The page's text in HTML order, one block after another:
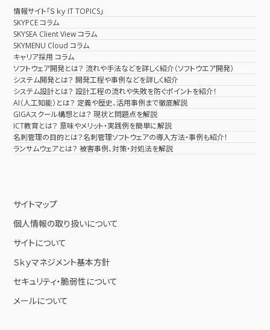
情報サイト「Ｓｋｙ IT TOPICS」
SKYPCE コラム
SKYSEA Client View コラム
SKYMENU Cloud コラム
キャリア採用 コラム
ソフトウェア開発とは？ 流れや手法などを詳しく紹介（ソフトウエア開発）
システム開発とは？ 開発工程や事例などを詳しく紹介
システム設計とは？ 設計工程の流れや失敗を防ぐポイントを紹介！
AI（人工知能）とは？ 定義や歴史、活用事例まで徹底解説
GIGAスクール構想とは？ 現状と問題点を解説
ICT教育とは？ 意味やメリット・実践例を簡単に解説
名刺管理の目的とは？名刺管理ソフトウェアの導入方法・事例も紹介！
ランサムウェアとは？ 被害事例、対策・対処法を解説
サイトマップ
個人情報の取り扱いについて
サイトについて
Ｓｋｙマネジメント基本方針
セキュリティ・脆弱性について
メールについて